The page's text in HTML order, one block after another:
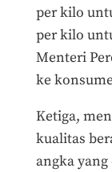
per kilo
per kilo
Menteri
ke
Ketiga,
kualitas
angka